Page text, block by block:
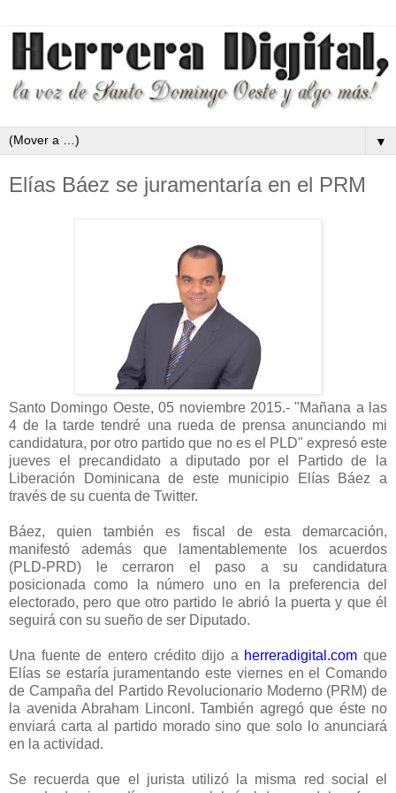
▼
Elías Báez se juramentaría en el PRM
Santo Domingo Oeste, 05 noviembre 2015.- "Mañana a las
4 de la tarde tendré una rueda de prensa anunciando mi
candidatura, por otro partido que no es el PLD" expresó este
jueves el precandidato a diputado por el Partido de la
Liberación Dominicana de este municipio Elías Báez a
través de su cuenta de Twitter.
Báez, quien también es fiscal de esta demarcación,
manifestó además que lamentablemente los acuerdos
(PLD-PRD) le cerraron el paso a su candidatura
posicionada como la número uno en la preferencia del
electorado, pero que otro partido le abrió la puerta y que él
seguirá con su sueño de ser Diputado.
Una fuente de entero crédito dijo a herreradigital.com que
Elías se estaría juramentando este viernes en el Comando
de Campaña del Partido Revolucionario Moderno (PRM) de
la avenida Abraham Linconl. También agregó que éste no
enviará carta al partido morado sino que solo lo anunciará
en la actividad.
Se recuerda que el jurista utilizó la misma red social el